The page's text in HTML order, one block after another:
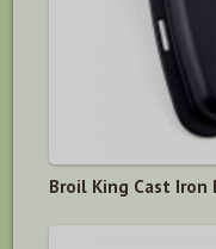
Broil King Cast Iron